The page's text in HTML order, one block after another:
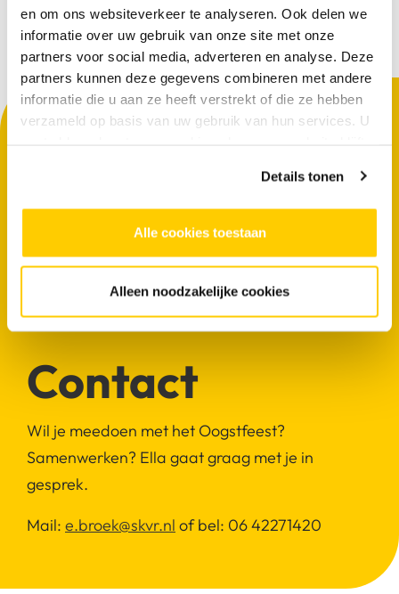
en om ons websiteverkeer te analyseren. Ook delen we
informatie over uw gebruik van onze site met onze
partners voor social media, adverteren en analyse. Deze
partners kunnen deze gegevens combineren met andere
informatie die u aan ze heeft verstrekt of die ze hebben
verzameld op basis van uw gebruik van hun services. U
Details tonen
Alle cookies toestaan
Alleen noodzakelijke cookies
Contact
Wil je meedoen met het Oogstfeest?
Samenwerken? Ella gaat graag met je in
gesprek.
Mail: e.broek@skvr.nl of bel: 06 42271420
Ella Broek, projectleider Mode & Erfgoed